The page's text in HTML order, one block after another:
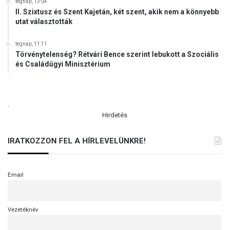
tegnap, 13:04
II. Szixtusz és Szent Kajetán, két szent, akik nem a könnyebb
utat választották
tegnap, 11:11
Törvénytelenség? Rétvári Bence szerint lebukott a Szociális
és Családügyi Minisztérium
.
Hirdetés
IRATKOZZON FEL A HÍRLEVELÜNKRE!
Email
Vezetéknév